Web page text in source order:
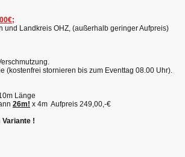
und Landkreis OHZ, (außerhalb geringer Aufpreis)
(kostenfrei stornieren bis zum Eventtag 08.00 Uhr).
Länge
26m! x 4m Aufpreis 249,00,-€
Variante !